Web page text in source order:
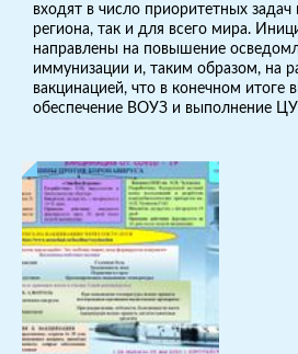
входят в число приоритетных задач
региона, так и для всего мира.
направлены на повышение
иммунизации и, таким образом, на
вакцинацией, что в конечном итоге
обеспечение ВОУЗ и выполнение